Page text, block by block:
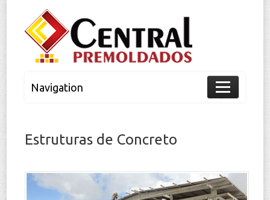
Navigation
A Empresa
Simuladores
Estruturas de Concreto